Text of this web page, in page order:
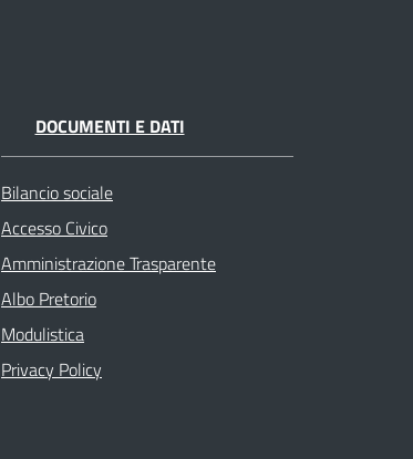
DOCUMENTI E DATI
Bilancio sociale
Accesso Civico
Amministrazione Trasparente
Albo Pretorio
Modulistica
Privacy Policy